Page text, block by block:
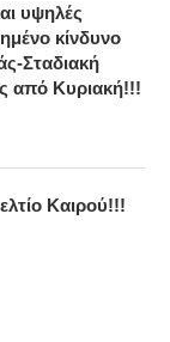
υψηλές
κίνδυνο
Σταδιακή
από Κυριακή!!!
Καιρού!!!